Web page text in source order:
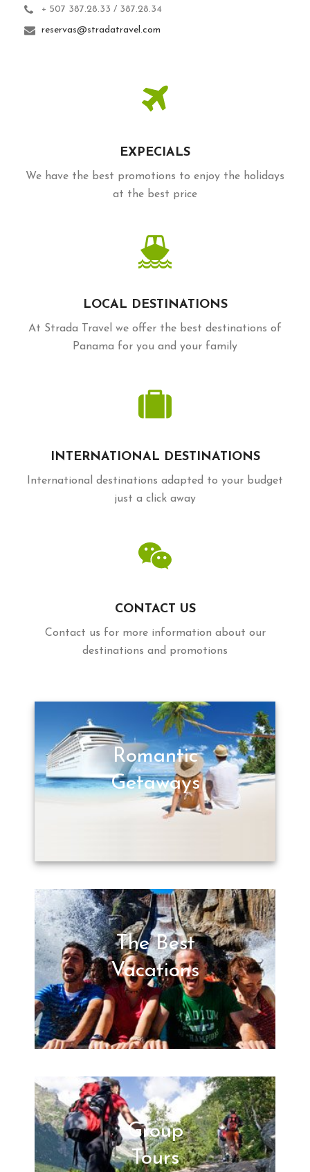
+ 507 387.28.33 / 387.28.34
reservas@stradatravel.com
EXPECIALS
We have the best promotions to enjoy the holidays
at the best price
LOCAL DESTINATIONS
At Strada Travel we offer the best destinations of
Panama for you and your family
INTERNATIONAL DESTINATIONS
International destinations adapted to your budget
just a click away
CONTACT US
Contact us for more information about our
destinations and promotions
Romantic
Getaways
The Best
Vacations
Group
Tours